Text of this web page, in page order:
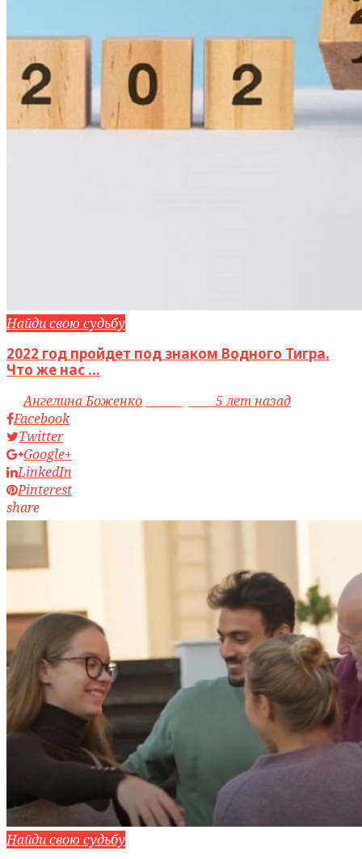
Найди свою судьбу
2022 год пройдет под знаком Водного Тигра.
Что же нас ...
byАнгелина Боженко
5 лет назад
Facebook
Twitter
Google+
LinkedIn
Pinterest
share
Найди свою судьбу